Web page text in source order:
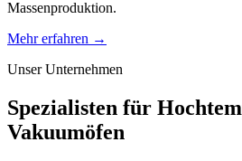
Massenproduktion.
Mehr erfahren →
Unser Unternehmen
Spezialisten für
Vakuumöfen